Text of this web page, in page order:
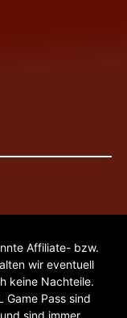
Affiliate- bzw.
wir eventuell
keine Nachteile.
Game Pass sind
sind immer